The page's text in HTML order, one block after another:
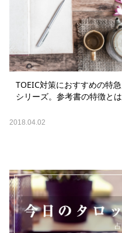
TOEIC対策におすすめの特急
シリーズ。参考書の特徴とは
2018.04.02